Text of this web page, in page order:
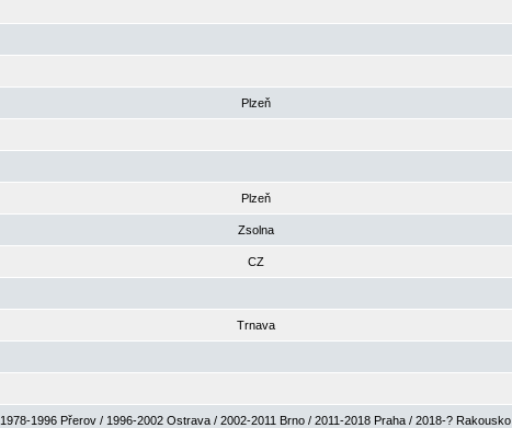
Plzeň
Plzeň
Zsolna
CZ
Trnava
1978-1996 Přerov / 1996-2002 Ostrava / 2002-2011 Brno / 2011-2018 Praha / 2018-? Rakousko